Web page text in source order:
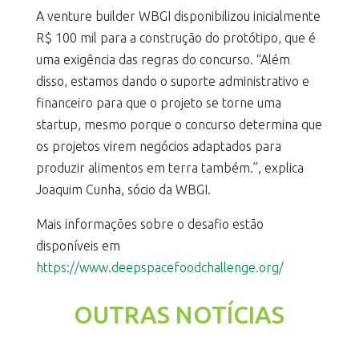
A venture builder WBGI disponibilizou inicialmente
R$ 100 mil para a construção do protótipo, que é
uma exigência das regras do concurso. “Além
disso, estamos dando o suporte administrativo e
financeiro para que o projeto se torne uma
startup, mesmo porque o concurso determina que
os projetos virem negócios adaptados para
produzir alimentos em terra também.”, explica
Joaquim Cunha, sócio da WBGI.
Mais informações sobre o desafio estão
disponíveis em
https://www.deepspacefoodchallenge.org/
OUTRAS NOTÍCIAS